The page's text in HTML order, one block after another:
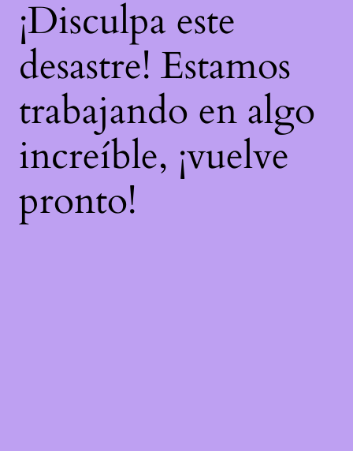
¡Disculpa este
desastre! Estamos
trabajando en algo
increíble, ¡vuelve
pronto!